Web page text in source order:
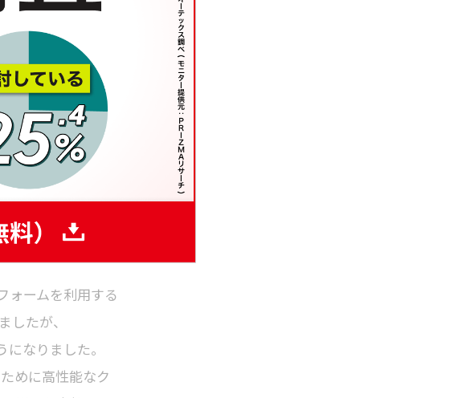
Catも多
けていますが、
オンプレミスが
ォームを利用する
たが、
なりました。
めに高性能なク